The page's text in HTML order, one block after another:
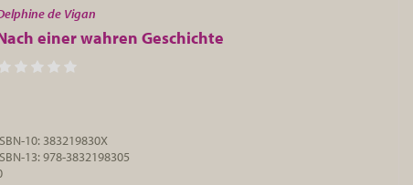
de Vigan
einer wahren Geschichte
10: 383219830X
13: 978-3832198305